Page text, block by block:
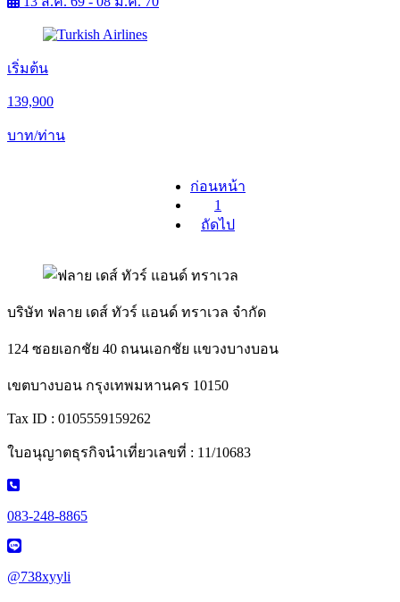
เริ่มต้น
139,900
บาท/ท่าน
ก่อนหน้า
1
ถัดไป
บริษัท ฟลาย เดส์ ทัวร์ แอนด์ ทราเวล จำกัด
124 ซอยเอกชัย 40 ถนนเอกชัย แขวงบางบอน
เขตบางบอน กรุงเทพมหานคร 10150
Tax ID : 0105559159262
ใบอนุญาตธุรกิจนำเที่ยวเลขที่ : 11/10683
083-248-8865
@738xyyli